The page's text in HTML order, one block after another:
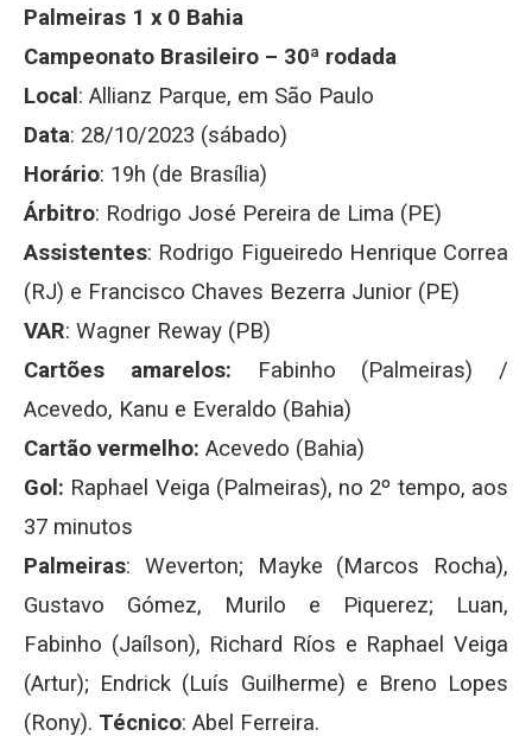
Palmeiras 1 x 0 Bahia
Campeonato Brasileiro – 30ª rodada
Local : Allianz Parque, em São Paulo
Data: 28/10/2023 (sábado)
Horário: 19h (de Brasília)
Árbitro: Rodrigo José Pereira de Lima (PE)
Assistentes: Rodrigo Figueiredo Henrique Correa
(RJ) e Francisco Chaves Bezerra Junior (PE)
VAR: Wagner Reway (PB)
Cartões amarelos:
Fabinho (Palmeiras) /
Acevedo, Kanu e Everaldo (Bahia)
Cartão vermelho: Acevedo (Bahia)
Gol: Raphael Veiga (Palmeiras), no 2º tempo, aos
37 minutos
Palmeiras: Weverton; Mayke (Marcos Rocha),
Gustavo Gómez, Murilo e Piquerez; Luan,
Fabinho (Jaílson), Richard Ríos e Raphael Veiga
(Artur); Endrick (Luís Guilherme) e Breno Lopes
(Rony). Técnico: Abel Ferreira.